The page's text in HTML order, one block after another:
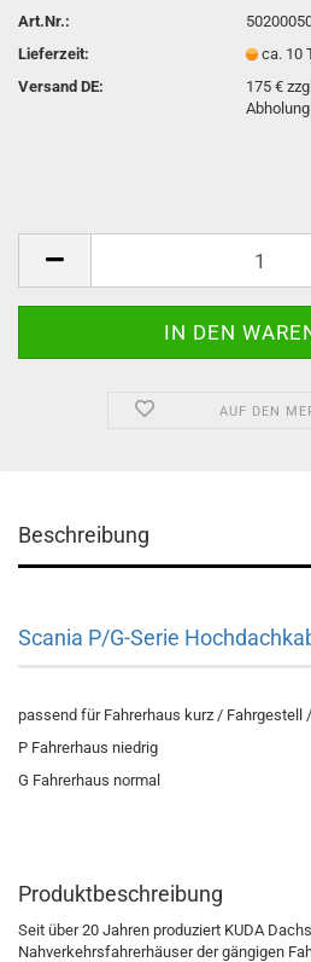
Art.Nr.:
Lieferzeit:
ca. 10
Versand DE:
175 €
AUF DEN
Beschreibung
Scania P/G-Serie
passend für Fahrerhaus kurz / Fahrgestell /
P Fahrerhaus niedrig
G Fahrerhaus normal
Produktbeschreibung
Seit über 20 Jahren produziert KUDA
Nahverkehrsfahrerhäuser der gängigen